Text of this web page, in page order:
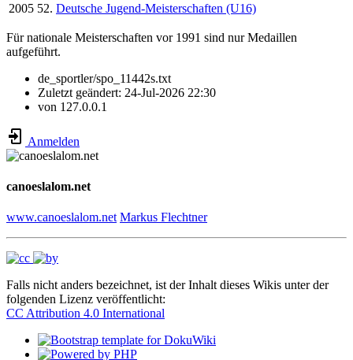
2005 52. Deutsche Jugend-Meisterschaften (U16)
Für nationale Meisterschaften vor 1991 sind nur Medaillen
aufgeführt.
de_sportler/spo_11442s.txt
Zuletzt geändert: 24-Jul-2026 22:30
von 127.0.0.1
Anmelden
canoeslalom.net
www.canoeslalom.net Markus Flechtner
Falls nicht anders bezeichnet, ist der Inhalt dieses Wikis unter der
folgenden Lizenz veröffentlicht:
CC Attribution 4.0 International